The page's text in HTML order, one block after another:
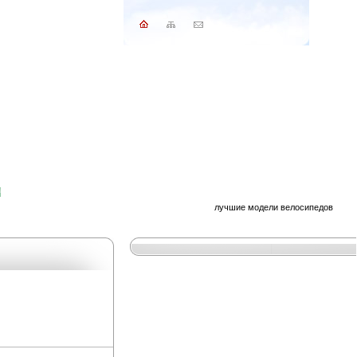
лучшие модели велосипедов